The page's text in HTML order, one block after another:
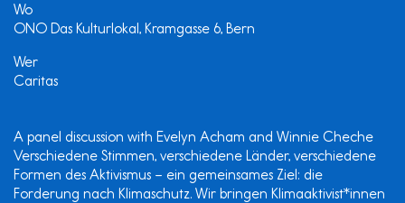
Wo
ONO Das Kulturlokal, Kramgasse 6, Bern
Wer
Caritas
A panel discussion with Evelyn Acham and Winnie Cheche
Verschiedene Stimmen, verschiedene Länder, verschiedene
Formen des Aktivismus – ein gemeinsames Ziel: die
Forderung nach Klimaschutz. Wir bringen Klimaaktivist*innen